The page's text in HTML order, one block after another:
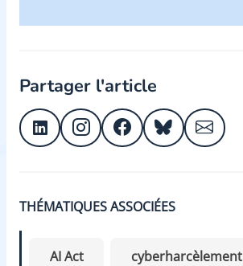
Partager l'article
THÉMATIQUES ASSOCIÉES
AI Act cyberharcèlement